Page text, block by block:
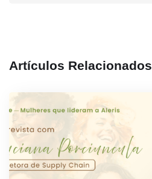
Artículos Relacionados